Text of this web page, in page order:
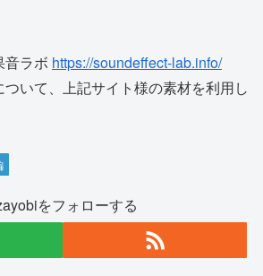
音ラボ https://soundeffect-lab.info/
ついて、上記サイト様の素材を利用し
をフォローする